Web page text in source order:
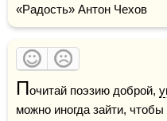
«Радость» Антон Чехов
Почитай поэзию доброй,
можно иногда зайти,